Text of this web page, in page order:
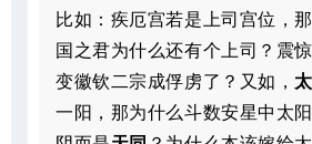
比如：疾厄宫若是上司宫位，那
国之君为什么还有个上司？震
变徽钦二宗成俘虏了？又如，
一阳，那为什么斗数安星中太